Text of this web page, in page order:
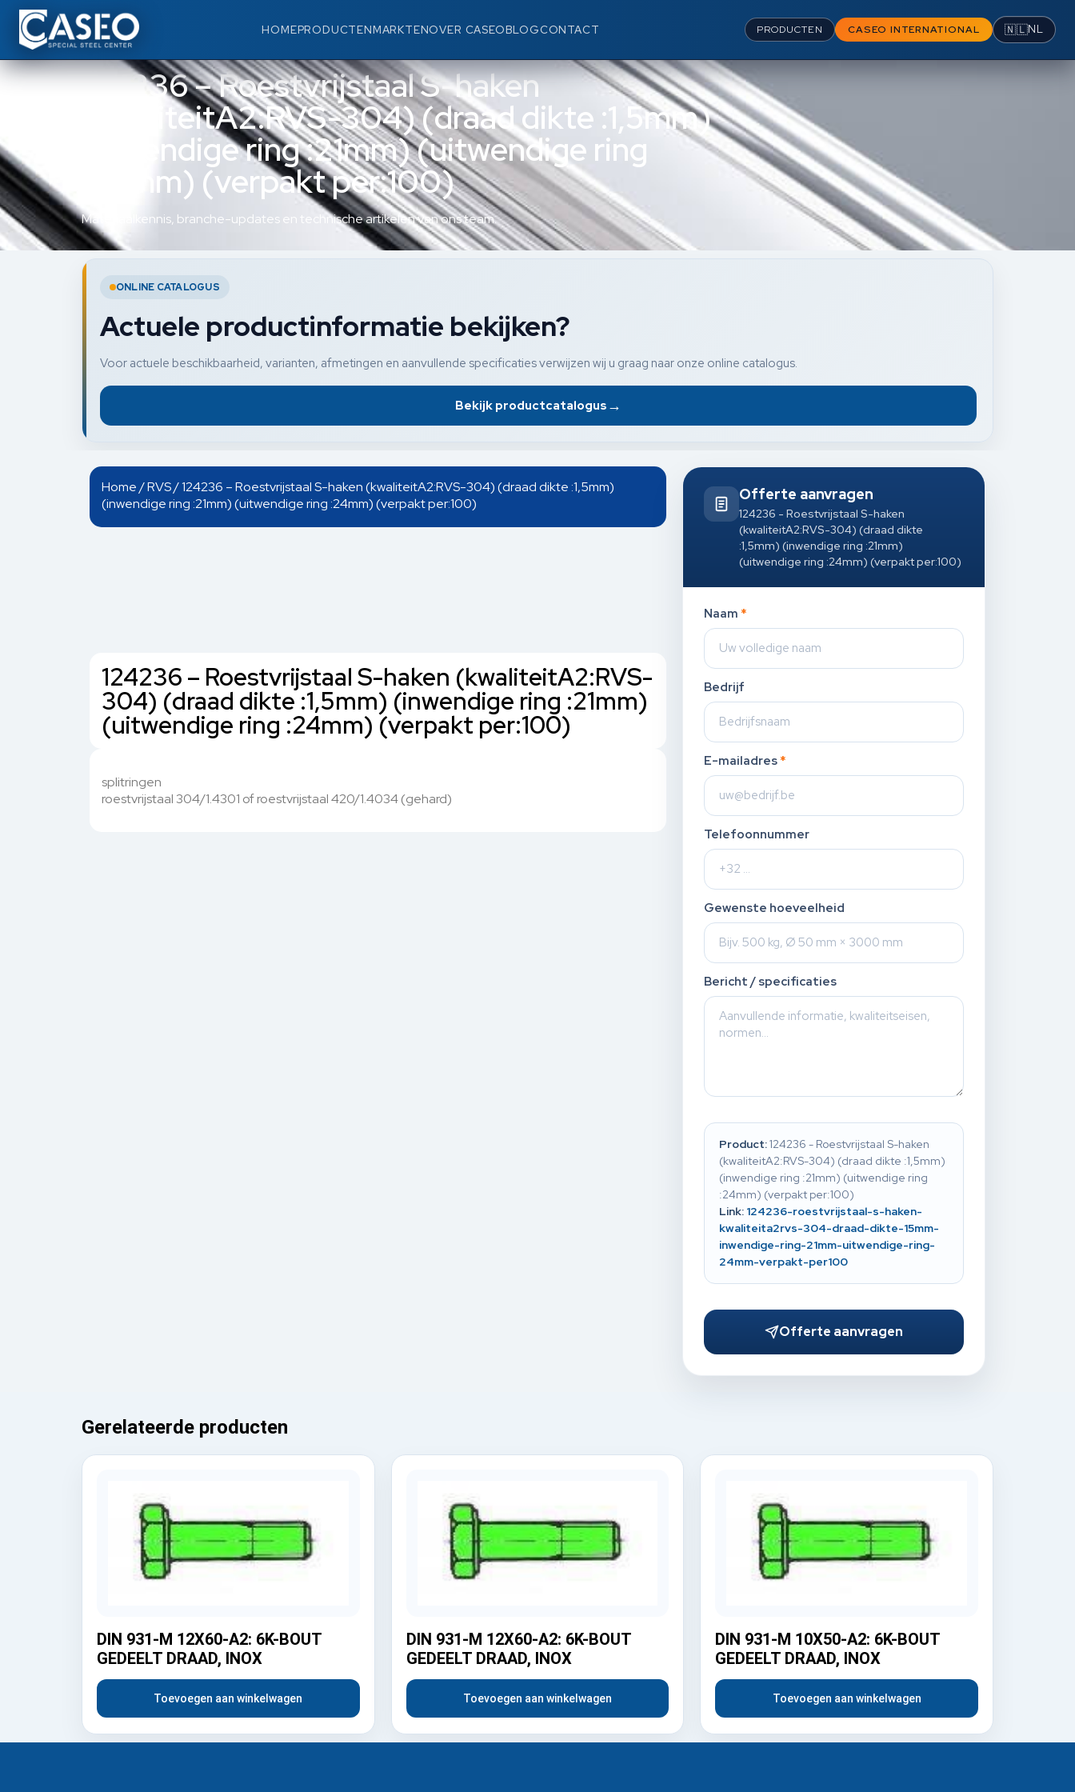
HOMEPRODUCTENMARKTENOVER CASEOBLOGCONTACT PRODUCTEN CASEO INTERNATIONAL 🇳🇱NL
124236 – Roestvrijstaal S-haken
(kwaliteitA2:RVS-304) (draad dikte :1,5mm)
(inwendige ring :21mm) (uitwendige ring
:24mm) (verpakt per:100)
Materiaalkennis, branche-updates en technische artikelen van ons team.
ONLINE CATALOGUS
Actuele productinformatie bekijken?
Voor actuele beschikbaarheid, varianten, afmetingen en aanvullende specificaties verwijzen wij u graag naar onze online catalogus.
Bekijk productcatalogus →
Home/RVS/ 124236 – Roestvrijstaal S-haken (kwaliteitA2:RVS-304) (draad dikte :1,5mm)
(inwendige ring :21mm) (uitwendige ring :24mm) (verpakt per:100)
124236 – Roestvrijstaal S-haken (kwaliteitA2:RVS-
304) (draad dikte :1,5mm) (inwendige ring :21mm)
(uitwendige ring :24mm) (verpakt per:100)
splitringen
roestvrijstaal 304/1.4301 of roestvrijstaal 420/1.4034 (gehard)
Offerte aanvragen
124236 - Roestvrijstaal S-haken
(kwaliteitA2:RVS-304) (draad dikte
:1,5mm) (inwendige ring :21mm)
(uitwendige ring :24mm) (verpakt per:100)
Naam *
Bedrijf
E-mailadres *
Telefoonnummer
Gewenste hoeveelheid
Bericht / specificaties
Product:124236 - Roestvrijstaal S-haken
(kwaliteitA2:RVS-304) (draad dikte :1,5mm)
(inwendige ring :21mm) (uitwendige ring
:24mm) (verpakt per:100)
Link: 124236-roestvrijstaal-s-haken-
kwaliteita2rvs-304-draad-dikte-15mm-
inwendige-ring-21mm-uitwendige-ring-
24mm-verpakt-per100
Offerte aanvragen
Gerelateerde producten
DIN 931-M 12X60-A2: 6K-BOUT
GEDEELT DRAAD, INOX
Toevoegen aan winkelwagen
DIN 931-M 12X60-A2: 6K-BOUT
GEDEELT DRAAD, INOX
Toevoegen aan winkelwagen
DIN 931-M 10X50-A2: 6K-BOUT
GEDEELT DRAAD, INOX
Toevoegen aan winkelwagen